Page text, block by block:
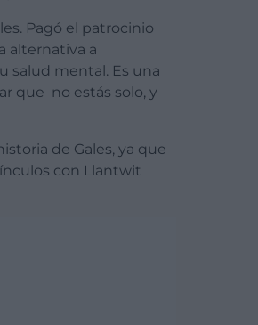
Pagó el patrocinio
alternativa a
salud mental. Es una
que no estás solo, y
de Gales, ya que
con Llantwit